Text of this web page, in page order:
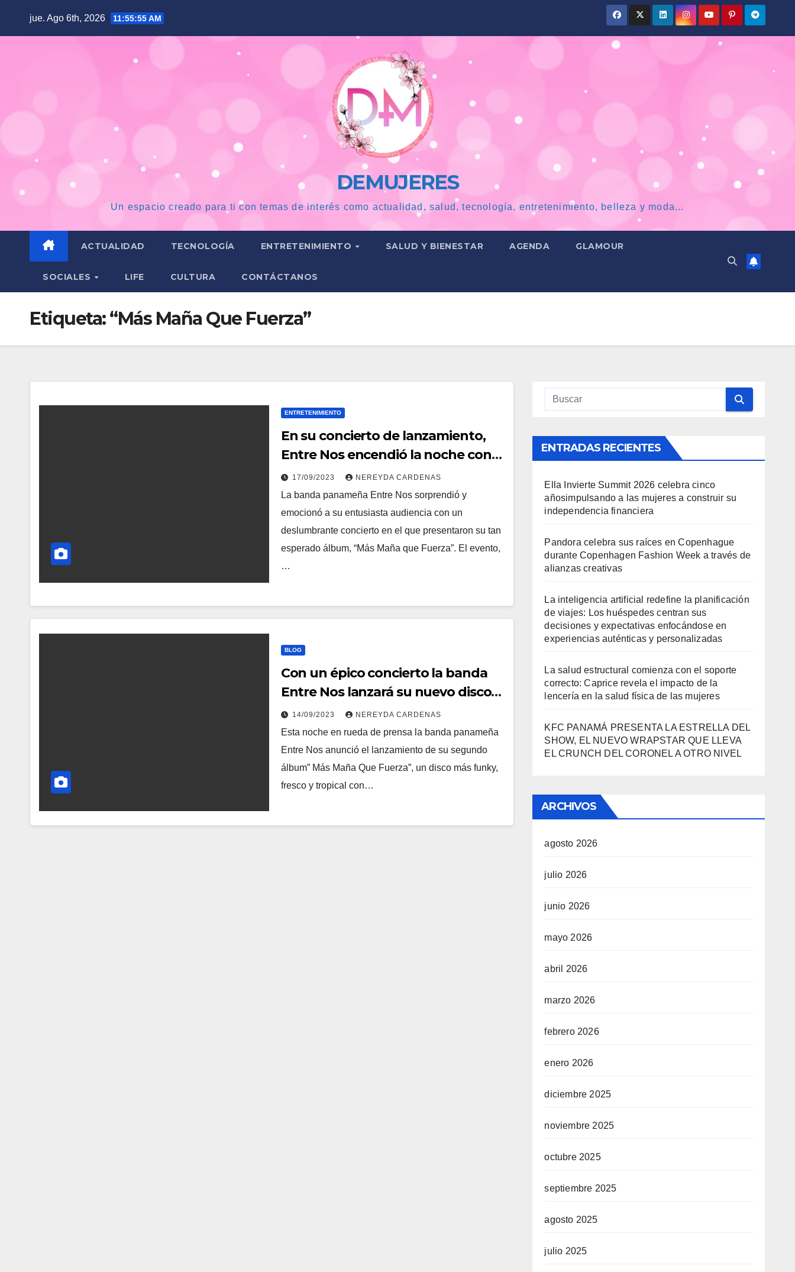
jue. Ago 6th, 2026 11:55:56 AM
DEMUJERES
Un espacio creado para ti con temas de interés como actualidad, salud, tecnología, entretenimiento, belleza y moda...
ACTUALIDAD TECNOLOGÍA ENTRETENIMIENTO SALUD Y BIENESTAR AGENDA GLAMOUR
SOCIALES LIFE CULTURA CONTÁCTANOS
Etiqueta:“Más Maña Que Fuerza”
ENTRETENIMIENTO
En su concierto de lanzamiento,
Entre Nos encendió la noche con
“Más Maña que Fuerza”
17/09/2023 NEREYDA CARDENAS
La banda panameña Entre Nos sorprendió y
emocionó a su entusiasta audiencia con un
deslumbrante concierto en el que presentaron su tan
esperado álbum, “Más Maña que Fuerza”. El evento,
…
BLOG
Con un épico concierto la banda
Entre Nos lanzará su nuevo disco
“Más Maña Que Fuerza”
14/09/2023 NEREYDA CARDENAS
Esta noche en rueda de prensa la banda panameña
Entre Nos anunció el lanzamiento de su segundo
álbum” Más Maña Que Fuerza”, un disco más funky,
fresco y tropical con…
ENTRADAS RECIENTES
Ella Invierte Summit 2026 celebra cinco
añosimpulsando a las mujeres a construir su
independencia financiera
Pandora celebra sus raíces en Copenhague
durante Copenhagen Fashion Week a través de
alianzas creativas
La inteligencia artificial redefine la planificación
de viajes: Los huéspedes centran sus
decisiones y expectativas enfocándose en
experiencias auténticas y personalizadas
La salud estructural comienza con el soporte
correcto: Caprice revela el impacto de la
lencería en la salud física de las mujeres
KFC PANAMÁ PRESENTA LA ESTRELLA DEL
SHOW, EL NUEVO WRAPSTAR QUE LLEVA
EL CRUNCH DEL CORONEL A OTRO NIVEL
ARCHIVOS
agosto 2026
julio 2026
junio 2026
mayo 2026
abril 2026
marzo 2026
febrero 2026
enero 2026
diciembre 2025
noviembre 2025
octubre 2025
septiembre 2025
agosto 2025
julio 2025